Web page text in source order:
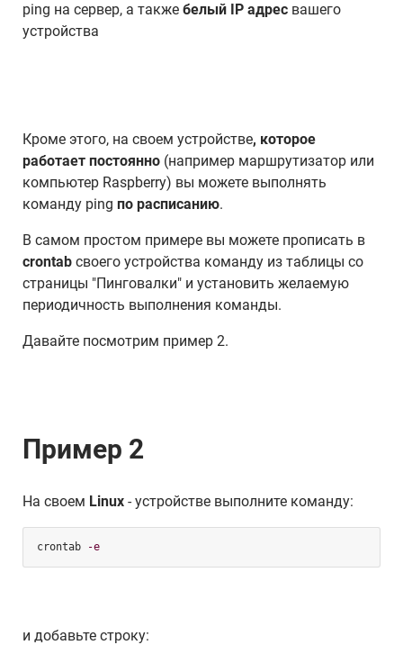
ping на сервер, а также белый IP адрес вашего
устройства
Кроме этого, на своем устройстве, которое
работает постоянно (например маршрутизатор или
компьютер Raspberry) вы можете выполнять
команду ping по расписанию.
В самом простом примере вы можете прописать в
crontab своего устройства команду из таблицы со
страницы "Пинговалки" и установить желаемую
периодичность выполнения команды.
Давайте посмотрим пример 2.
Пример 2
На своем Linux - устройстве выполните команду:
crontab -e
и добавьте строку: